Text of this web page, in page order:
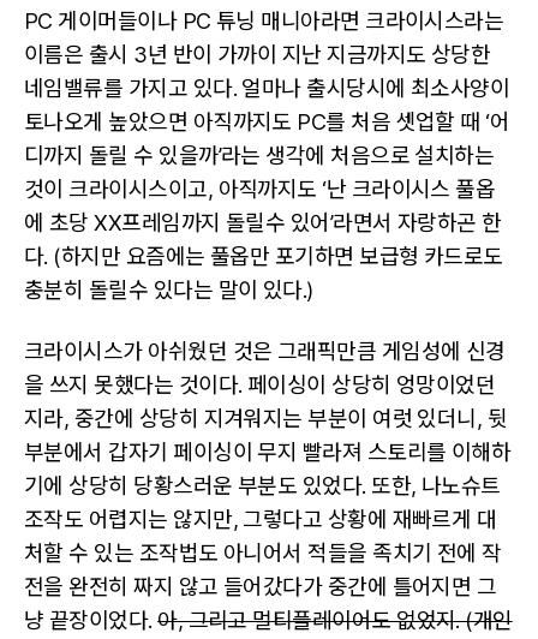
PC 게이머들이나 PC 튜닝 매니아라면 크라이시스라는
이름은 출시 3년 반이 가까이 지난 지금까지도 상당한
네임밸류를 가지고 있다. 얼마나 출시당시에 최소사양이
토나오게 높았으면 아직까지도 PC를 처음 셋업할 때 ‘어
디까지 돌릴 수 있을까’라는 생각에 처음으로 설치하는
것이 크라이시스이고, 아직까지도 ‘난 크라이시스 풀옵
에 초당 XX프레임까지 돌릴수 있어’라면서 자랑하곤 한
다. (하지만 요즘에는 풀옵만 포기하면 보급형 카드로도
충분히 돌릴수 있다는 말이 있다.)
크라이시스가 아쉬웠던 것은 그래픽만큼 게임성에 신경
을 쓰지 못했다는 것이다. 페이싱이 상당히 엉망이었던
지라, 중간에 상당히 지겨워지는 부분이 여럿 있더니, 뒷
부분에서 갑자기 페이싱이 무지 빨라져 스토리를 이해하
기에 상당히 당황스러운 부분도 있었다. 또한, 나노슈트
조작도 어렵지는 않지만, 그렇다고 상황에 재빠르게 대
처할 수 있는 조작법도 아니어서 적들을 족치기 전에 작
전을 완전히 짜지 않고 들어갔다가 중간에 틀어지면 그
냥 끝장이었다.아, 그리고 멀티플레이어도 없었지. (개인